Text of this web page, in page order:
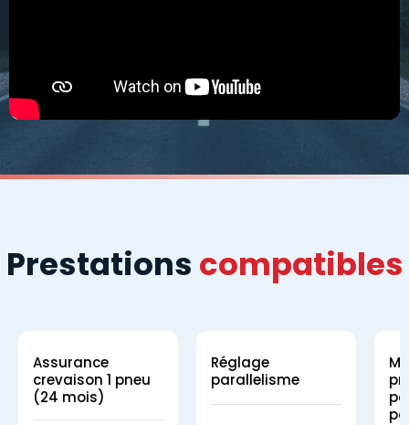
Prestations compatibles
Assurance
crevaison 1 pneu
(24 mois)
Réglage
parallelisme